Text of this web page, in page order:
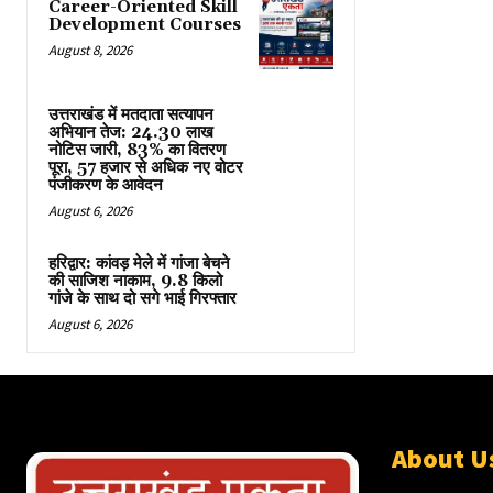
Career-Oriented Skill
Development Courses
August 8, 2026
उत्तराखंड में मतदाता सत्यापन
अभियान तेज: 24.30 लाख
नोटिस जारी, 83% का वितरण
पूरा, 57 हजार से अधिक नए वोटर
पंजीकरण के आवेदन
August 6, 2026
हरिद्वार: कांवड़ मेले में गांजा बेचने
की साजिश नाकाम, 9.8 किलो
गांजे के साथ दो सगे भाई गिरफ्तार
August 6, 2026
About